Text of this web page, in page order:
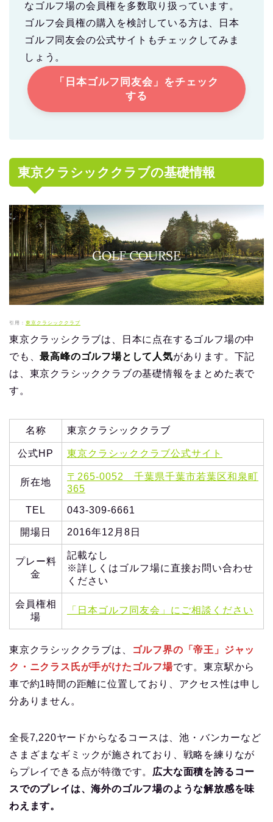
なゴルフ場の会員権を多数取り扱っています。
ゴルフ会員権の購入を検討している方は、日本
ゴルフ同友会の公式サイトもチェックしてみま
しょう。
「日本ゴルフ同友会」をチェック
する
東京クラシッククラブの基礎情報
引用： 東京クラシッククラブ
東京クラッシクラブは、日本に点在するゴルフ場の中
でも、最高峰のゴルフ場として人気があります。下記
は、東京クラシッククラブの基礎情報をまとめた表で
す。
名称 東京クラシッククラブ
公式HP 東京クラシッククラブ公式サイト
所在地
〒265-0052 千葉県千葉市若葉区和泉町
365
TEL 043-309-6661
開場日 2016年12月8日
プレー料
金
記載なし
※詳しくはゴルフ場に直接お問い合わせ
ください
会員権相
場
「日本ゴルフ同友会」にご相談ください
東京クラシッククラブは、
ゴルフ界の「帝王」ジャッ
ク・ニクラス氏が手がけたゴルフ場です。東京駅から
車で約1時間の距離に位置しており、アクセス性は申し
分ありません。
全長7,220ヤードからなるコースは、池・バンカーなど
さまざまなギミックが施されており、戦略を練りなが
らプレイできる点が特徴です。 広大な面積を誇るコー
スでのプレイは、海外のゴルフ場のような解放感を味
わえます。